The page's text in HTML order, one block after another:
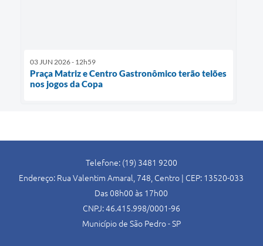
03 JUN 2026 - 12h59
Praça Matriz e Centro Gastronômico terão telões
nos jogos da Copa
Telefone: (19) 3481 9200
Endereço: Rua Valentim Amaral, 748, Centro | CEP: 13520-033
Das 08h00 às 17h00
CNPJ: 46.415.998/0001-96
Município de São Pedro - SP